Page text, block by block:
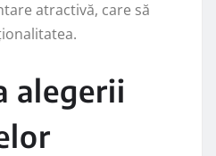
atractivă, care să
alegerii